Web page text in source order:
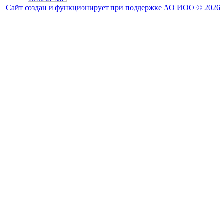
Сайт создан и функционирует при поддержке АО ИОО © 2026